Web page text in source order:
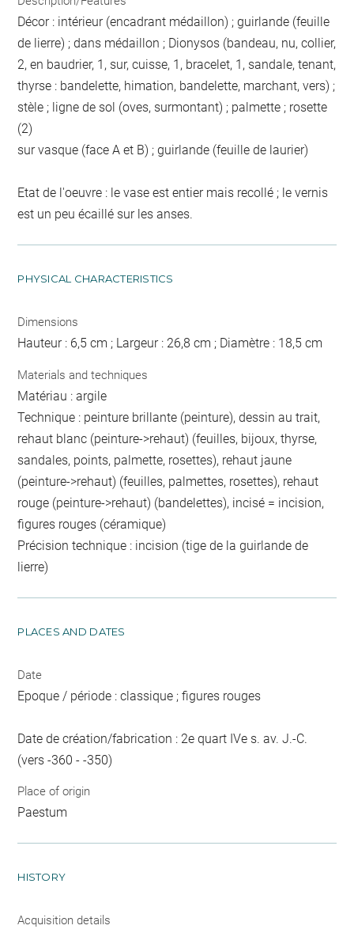
Décor : intérieur (encadrant médaillon) ; guirlande (feuille
de lierre) ; dans médaillon ; Dionysos (bandeau, nu, collier,
2, en baudrier, 1, sur, cuisse, 1, bracelet, 1, sandale, tenant,
thyrse : bandelette, himation, bandelette, marchant, vers) ;
stèle ; ligne de sol (oves, surmontant) ; palmette ; rosette
(2)
sur vasque (face A et B) ; guirlande (feuille de laurier)
Etat de l'oeuvre : le vase est entier mais recollé ; le vernis
est un peu écaillé sur les anses.
PHYSICAL CHARACTERISTICS
Dimensions
Hauteur : 6,5 cm ; Largeur : 26,8 cm ; Diamètre : 18,5 cm
Materials and techniques
Matériau : argile
Technique : peinture brillante (peinture), dessin au trait,
rehaut blanc (peinture->rehaut) (feuilles, bijoux, thyrse,
sandales, points, palmette, rosettes), rehaut jaune
(peinture->rehaut) (feuilles, palmettes, rosettes), rehaut
rouge (peinture->rehaut) (bandelettes), incisé = incision,
figures rouges (céramique)
Précision technique : incision (tige de la guirlande de
lierre)
PLACES AND DATES
Date
Epoque / période : classique ; figures rouges
Date de création/fabrication : 2e quart IVe s. av. J.-C.
(vers -360 - -350)
Place of origin
Paestum
HISTORY
Acquisition details